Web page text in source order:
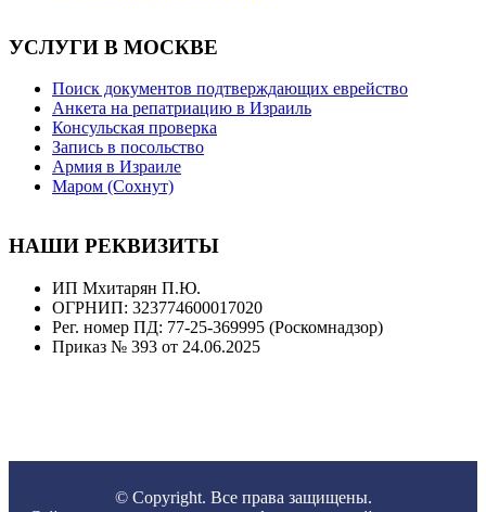
УСЛУГИ В МОСКВЕ
Поиск документов подтверждающих еврейство
Анкета на репатриацию в Израиль
Консульская проверка
Запись в посольство
Армия в Израиле
Маром (Сохнут)
НАШИ РЕКВИЗИТЫ
ИП Мхитарян П.Ю.
ОГРНИП: 323774600017020
Рег. номер ПД: 77-25-369995 (Роскомнадзор)
Приказ № 393 от 24.06.2025
© Copyright. Все права защищены.